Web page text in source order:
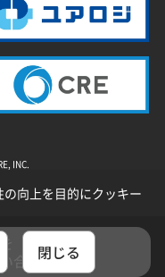
合わせ
INC.
向上を目的にクッキー
閉じる